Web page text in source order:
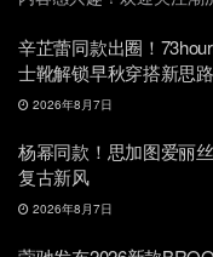
辛芷蕾同款出圈！
士靴解锁早秋穿搭新思路
2026年8月7日
杨幂同款！思加图爱丽
复古新风
2026年8月7日